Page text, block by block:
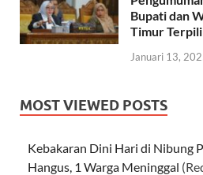
Bupati dan
Timur
Januari 13,
MOST VIEWED POSTS
Kebakaran Dini Hari di Nibung
Hangus, 1 Warga Meninggal